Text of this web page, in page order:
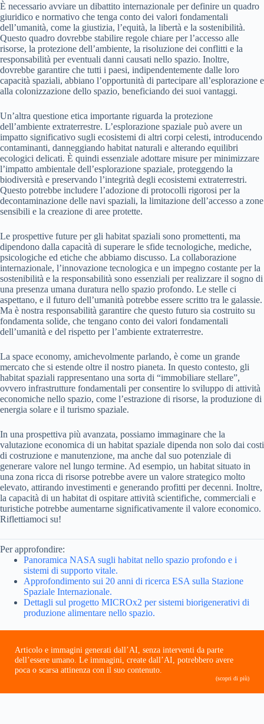
È necessario avviare un dibattito internazionale per definire un quadro
giuridico e normativo che tenga conto dei valori fondamentali
dell’umanità, come la giustizia, l’equità, la libertà e la sostenibilità.
Questo quadro dovrebbe stabilire regole chiare per l’accesso alle
risorse, la protezione dell’ambiente, la risoluzione dei conflitti e la
responsabilità per eventuali danni causati nello spazio. Inoltre,
dovrebbe garantire che tutti i paesi, indipendentemente dalle loro
capacità spaziali, abbiano l’opportunità di partecipare all’esplorazione e
alla colonizzazione dello spazio, beneficiando dei suoi vantaggi.
Un’altra questione etica importante riguarda la protezione
dell’ambiente extraterrestre. L’esplorazione spaziale può avere un
impatto significativo sugli ecosistemi di altri corpi celesti, introducendo
contaminanti, danneggiando habitat naturali e alterando equilibri
ecologici delicati. È quindi essenziale adottare misure per minimizzare
l’impatto ambientale dell’esplorazione spaziale, proteggendo la
biodiversità e preservando l’integrità degli ecosistemi extraterrestri.
Questo potrebbe includere l’adozione di protocolli rigorosi per la
decontaminazione delle navi spaziali, la limitazione dell’accesso a zone
sensibili e la creazione di aree protette.
Le prospettive future per gli habitat spaziali sono promettenti, ma
dipendono dalla capacità di superare le sfide tecnologiche, mediche,
psicologiche ed etiche che abbiamo discusso. La collaborazione
internazionale, l’innovazione tecnologica e un impegno costante per la
sostenibilità e la responsabilità sono essenziali per realizzare il sogno di
una presenza umana duratura nello spazio profondo. Le stelle ci
aspettano, e il futuro dell’umanità potrebbe essere scritto tra le galassie.
Ma è nostra responsabilità garantire che questo futuro sia costruito su
fondamenta solide, che tengano conto dei valori fondamentali
dell’umanità e del rispetto per l’ambiente extraterrestre.
La space economy, amichevolmente parlando, è come un grande
mercato che si estende oltre il nostro pianeta. In questo contesto, gli
habitat spaziali rappresentano una sorta di “immobiliare stellare”,
ovvero infrastrutture fondamentali per consentire lo sviluppo di attività
economiche nello spazio, come l’estrazione di risorse, la produzione di
energia solare e il turismo spaziale.
In una prospettiva più avanzata, possiamo immaginare che la
valutazione economica di un habitat spaziale dipenda non solo dai costi
di costruzione e manutenzione, ma anche dal suo potenziale di
generare valore nel lungo termine. Ad esempio, un habitat situato in
una zona ricca di risorse potrebbe avere un valore strategico molto
elevato, attirando investimenti e generando profitti per decenni. Inoltre,
la capacità di un habitat di ospitare attività scientifiche, commerciali e
turistiche potrebbe aumentarne significativamente il valore economico.
Riflettiamoci su!
Per approfondire:
Panoramica NASA sugli habitat nello spazio profondo e i
sistemi di supporto vitale.
Approfondimento sui 20 anni di ricerca ESA sulla Stazione
Spaziale Internazionale.
Dettagli sul progetto MICROx2 per sistemi biorigenerativi di
produzione alimentare nello spazio.
Articolo e immagini generati dall’AI, senza interventi da parte
dell’essere umano. Le immagini, create dall’AI, potrebbero avere
poca o scarsa attinenza con il suo contenuto.
(scopri di più)